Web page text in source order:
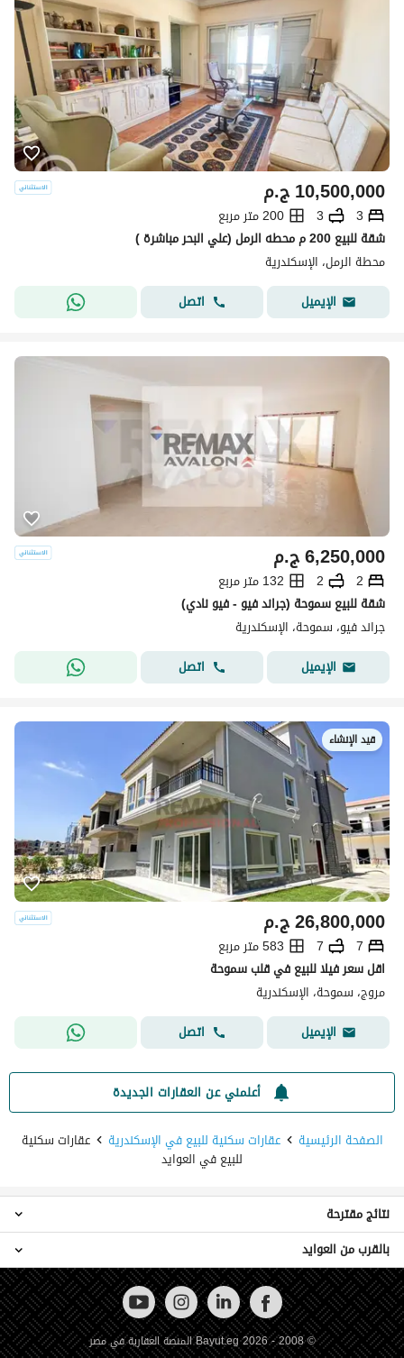
ج.م10,500,000
3
3
200 متر مربع
شقة للبيع 200 م محطه الرمل (علي البحر مباشرة )
محطة الرمل، الإسكندرية
الإيميل
اتصل
ج.م6,250,000
2
2
132 متر مربع
شقة للبيع سموحة (جراند فيو - فيو نادي)
جراند فيو، سموحة، الإسكندرية
الإيميل
اتصل
قيد الإنشاء
ج.م26,800,000
7
7
583 متر مربع
اقل سعر فيلا للبيع في قلب سموحة
مروج، سموحة، الإسكندرية
الإيميل
اتصل
أعلمني عن العقارات الجديدة
الصفحة الرئيسية
عقارات سكنية للبيع في الإسكندرية عقارات سكنية
للبيع في العوايد
عقارات 3 غرف نوم للبيع في العوايد
شقق للبيع في العوايد
أراضي للبيع في العوايد
نتائج مقترحة
عقارات للبيع في السيوف
عقارات للبيع في النخيل
عقارات للبيع في شدس
بالقرب من العوايد
© 2008 - 2026 Bayut.eg المنصة العقارية في مصر